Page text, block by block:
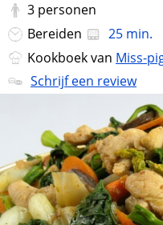
3 personen
Bereiden
25 min.
Kookboek van Miss-
Schrijf een review